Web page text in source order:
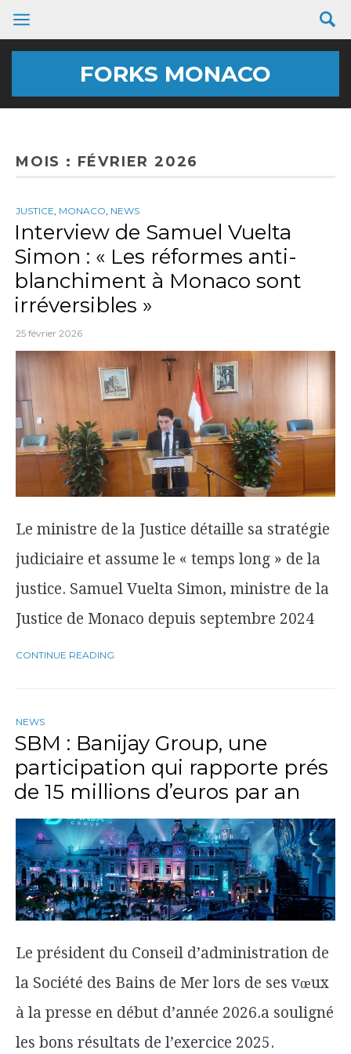
FORKS MONACO
MOIS : FÉVRIER 2026
JUSTICE, MONACO, NEWS
Interview de Samuel Vuelta
Simon : « Les réformes anti-
blanchiment à Monaco sont
irréversibles »
25 février 2026
Le ministre de la Justice détaille sa stratégie
judiciaire et assume le « temps long » de la
justice. Samuel Vuelta Simon, ministre de la
Justice de Monaco depuis septembre 2024
CONTINUE READING
NEWS
SBM : Banijay Group, une
participation qui rapporte prés
de 15 millions d’euros par an
Le président du Conseil d’administration de
la Société des Bains de Mer lors de ses vœux
à la presse en début d’année 2026.a souligné
les bons résultats de l’exercice 2025.